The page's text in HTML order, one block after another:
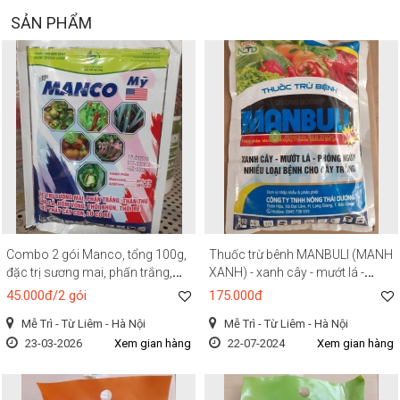
SẢN PHẨM
Combo 2 gói Manco, tổng 100g,
đặc trị sương mai, phấn trắng,
thán thư, vàng lá, đốm vòng, thối
cổ rễ
45.000đ/2 gói
Mễ Trì - Từ Liêm - Hà Nội
23-03-2026
Xem gian hàng
Thuốc trừ bênh MANBULI (MANH
XANH) - xanh cây - mướt lá -
phòng ngừa nhiều loại bệnh cho
175.000đ
Mễ Trì - Từ Liêm - Hà Nội
22-07-2024
Xem gian hàng